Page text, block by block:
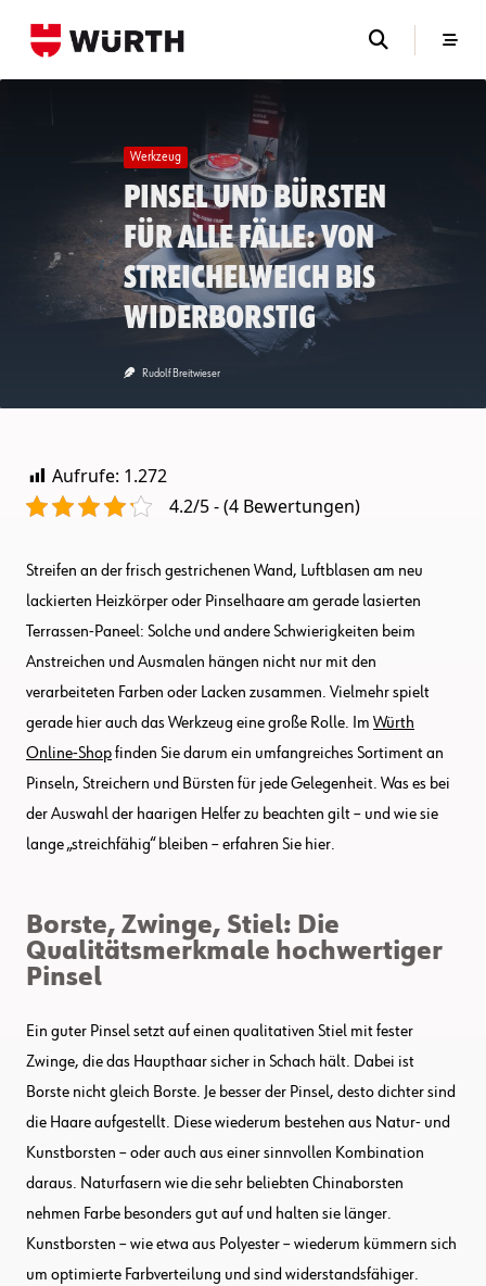
Werkzeug
Pinsel und Bürsten
für alle Fälle: von
streichelweich bis
widerborstig
Rudolf Breitwieser
Aufrufe: 1.272
4.2/5 - (4 Bewertungen)
Streifen an der frisch gestrichenen Wand, Luftblasen am neu
lackierten Heizkörper oder Pinselhaare am gerade lasierten
Terrassen-Paneel: Solche und andere Schwierigkeiten beim
Anstreichen und Ausmalen hängen nicht nur mit den
verarbeiteten Farben oder Lacken zusammen. Vielmehr spielt
gerade hier auch das Werkzeug eine große Rolle. Im Würth
Online-Shopfinden Sie darum ein umfangreiches Sortiment an
Pinseln, Streichern und Bürsten für jede Gelegenheit. Was es bei
der Auswahl der haarigen Helfer zu beachten gilt – und wie sie
lange „streichfähig“ bleiben – erfahren Sie hier.
Borste, Zwinge, Stiel: Die
Qualitätsmerkmale hochwertiger
Pinsel
Ein guter Pinsel setzt auf einen qualitativen Stiel mit fester
Zwinge, die das Haupthaar sicher in Schach hält. Dabei ist
Borste nicht gleich Borste. Je besser der Pinsel, desto dichter sind
die Haare aufgestellt. Diese wiederum bestehen aus Natur- und
Kunstborsten – oder auch aus einer sinnvollen Kombination
daraus. Naturfasern wie die sehr beliebten Chinaborsten
nehmen Farbe besonders gut auf und halten sie länger.
Kunstborsten – wie etwa aus Polyester – wiederum kümmern sich
um optimierte Farbverteilung und sind widerstandsfähiger.